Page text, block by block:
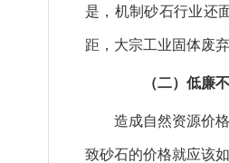
是，机制砂石行业还
距，大宗工业固体废
（二）低廉不
造成自然资源价格
致砂石的价格就应该